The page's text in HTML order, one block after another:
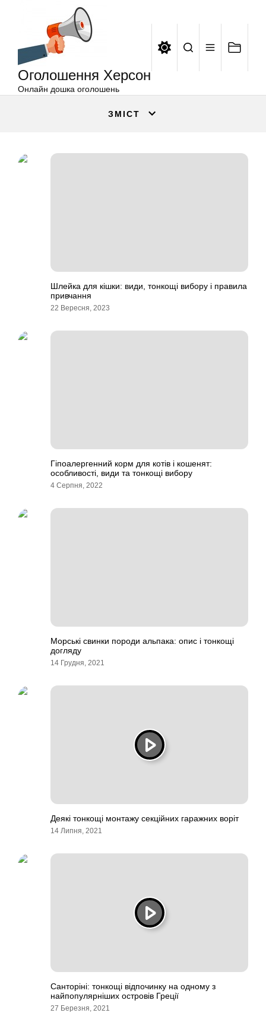
Оголошення Херсон
Онлайн дошка оголошень
ЗМІСТ
Шлейка для кішки: види, тонкощі вибору і правила
привчання
22 Вересня, 2023
Гіпоалергенний корм для котів і кошенят:
особливості, види та тонкощі вибору
4 Серпня, 2022
Морські свинки породи альпака: опис і тонкощі
догляду
14 Грудня, 2021
Деякі тонкощі монтажу секційних гаражних воріт
14 Липня, 2021
Санторіні: тонкощі відпочинку на одному з
найпопулярніших островів Греції
27 Березня, 2021